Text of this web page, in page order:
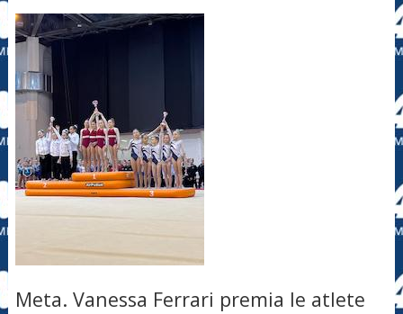
Meta. Vanessa Ferrari premia le atlete